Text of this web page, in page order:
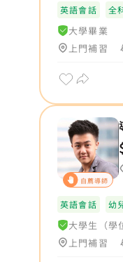
英語會話 全
大學畢業
上門補習
自薦導師
英語會話 幼
大學生（學
上門補習